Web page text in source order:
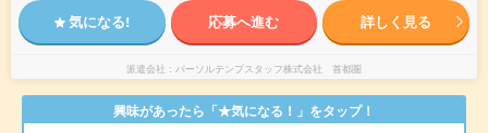
気になる! 応募へ進む 詳しく見る
派遣会社 パーソルテンプスタッフ株式会社 首都圏
興味があったら「★気になる！」をタップ！